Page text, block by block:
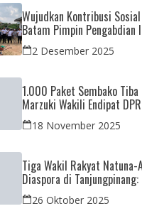
Wujudkan Kontribusi
Batam Pimpin Pengabdian
Negeri di Masjid Syahrom
2 Desember 2025
1.000 Paket Sembako Tiba
Marzuki Wakili Endipat
Sutiawan Kawal Reses di
18 November 2025
Tiga Wakil Rakyat Natuna-
Diaspora di
Pemekaran Provinsi dan
Pembangunan
26 Oktober 2025